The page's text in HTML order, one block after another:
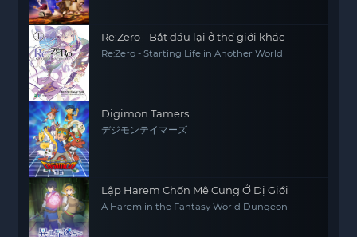
Re:Zero - Bắt đầu lại ở thế giới khác
Re:Zero - Starting Life in Another World
Digimon Tamers
デジモンテイマーズ
Lập Harem Chốn Mê Cung Ở Dị Giới
A Harem in the Fantasy World Dungeon